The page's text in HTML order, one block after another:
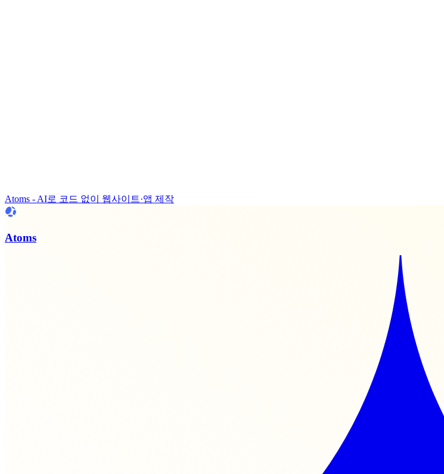
Atoms - AI로 코드 없이 웹사이트·앱 제작
Atoms